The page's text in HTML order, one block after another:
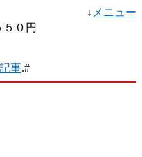
↓ メニュー
０円
事.#